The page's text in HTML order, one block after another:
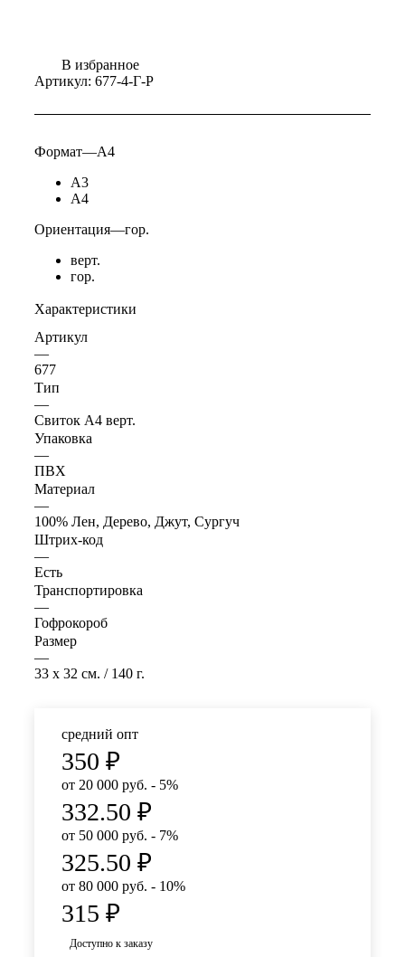
В избранное
Артикул: 677-4-Г-Р
Формат—А4
А3
А4
Ориентация—гор.
верт.
гор.
Характеристики
Артикул
—
677
Тип
—
Свиток А4 верт.
Упаковка
—
ПВХ
Материал
—
100% Лен, Дерево, Джут, Сургуч
Штрих-код
—
Есть
Транспортировка
—
Гофрокороб
Размер
—
33 x 32 см. / 140 г.
средний опт
350 ₽
от 20 000 руб. - 5%
332.50 ₽
от 50 000 руб. - 7%
325.50 ₽
от 80 000 руб. - 10%
315 ₽
Доступно к заказу